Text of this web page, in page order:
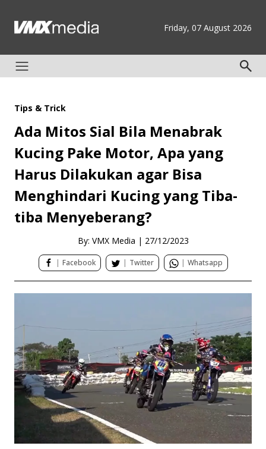
Friday, 07 August 2026
Tips & Trick
Ada Mitos Sial Bila Menabrak
Kucing Pake Motor, Apa yang
Harus Dilakukan agar Bisa
Menghindari Kucing yang Tiba-
tiba Menyeberang?
By: VMX Media | 27/12/2023
| Facebook | Twitter | Whatsapp